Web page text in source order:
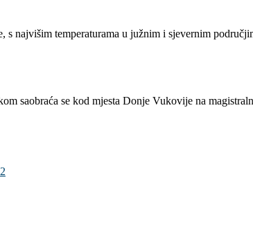
najvišim temperaturama u južnim i sjevernim
saobraća se kod mjesta Donje Vukovije na